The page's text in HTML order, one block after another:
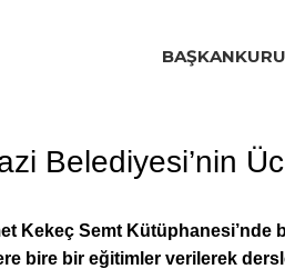
BAŞKAN
Belediyesi’nin
Kekeç Semt Kütüphanesi’nde
bire bir eğitimler verilerek